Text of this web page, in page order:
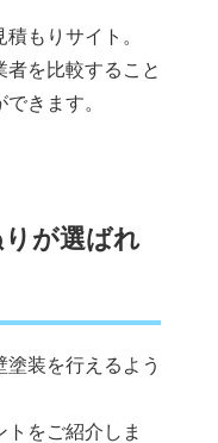
もりサイト。
を比較すること
きます。
が選ばれ
装を行えるよう
をご紹介しま